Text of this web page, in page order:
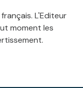
L'Editeur
moment les